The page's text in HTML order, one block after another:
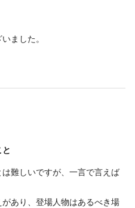
ました。
難しいですが、一言で言えば
あり、登場人物はあるべき場